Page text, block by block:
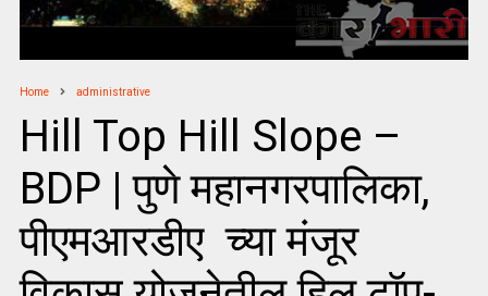
Home administrative
Hill Top Hill Slope –
BDP | पुणे महानगरपालिका,
पीएमआरडीए च्या मंजूर